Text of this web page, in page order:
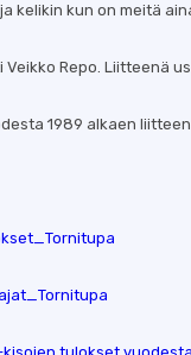
kelikin kun on meitä
Veikko Repo. Liitteenä
1989 alkaen